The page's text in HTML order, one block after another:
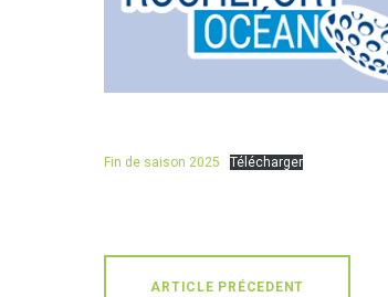
Fin de saison 2025 Télécharger
ARTICLE PRÉCEDENT